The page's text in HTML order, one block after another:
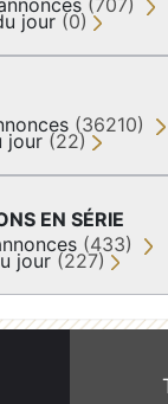
(707)
jour (0)
(36210)
jour (22)
EN SÉRIE
(433)
jour (227)